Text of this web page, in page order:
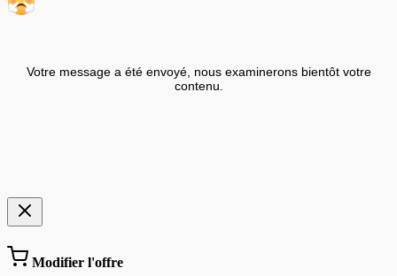
Votre message a été envoyé, nous examinerons bientôt votre
contenu.
Modifier l'offre